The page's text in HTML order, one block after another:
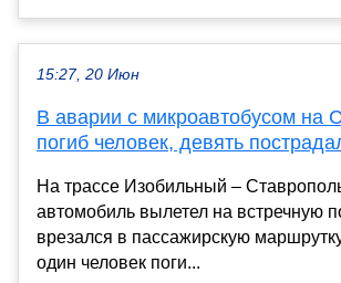
15:27, 20 Июн
В аварии с микроавтобусом на
погиб человек, девять
На трассе Изобильный –
автомобиль вылетел на встречную
врезался в пассажирскую
один человек поги...